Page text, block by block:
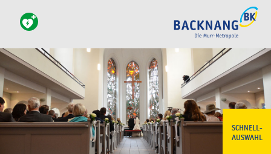
SCHNELL-
AUSWAHL